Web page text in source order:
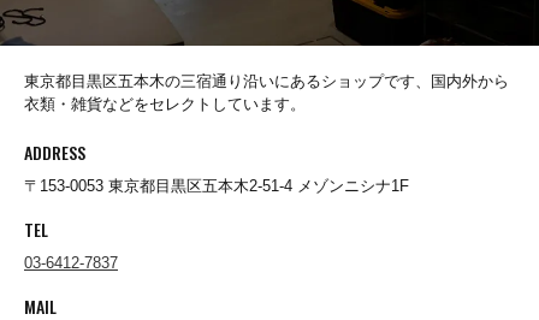
BUZZ RICKSON'S
CalTop
東京都目黒区五本木の三宿通り沿いにあるショップです、国内外から
衣類・雑貨などをセレクトしています。
ADDRESS
〒153-0053 東京都目黒区五本木2-51-4 メゾンニシナ1F
TEL
03-6412-7837
MAIL